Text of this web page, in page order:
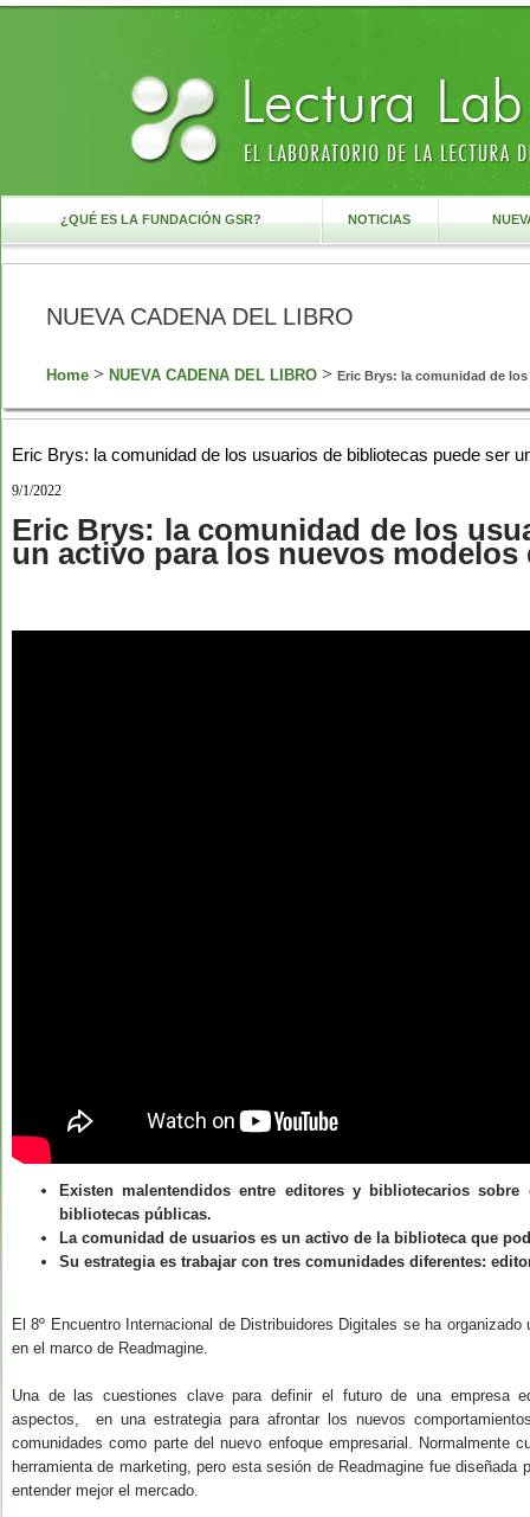
¿QUÉ ES LA FUNDACIÓN GSR? NOTICIAS
NUEVA CADENA DEL LIBRO
Home > NUEVA CADENA DEL LIBRO > Eric Brys: la comunidad de
Eric Brys: la comunidad de los usuarios de bibliotecas puede ser
9/1/2022
Eric Brys: la comunidad de los
un activo para los nuevos modelos
Existen malentendidos entre editores y bibliotecarios
bibliotecas públicas.
La comunidad de usuarios es un activo de la biblioteca que
Su estrategia es trabajar con tres comunidades diferentes:
El 8º Encuentro Internacional de Distribuidores Digitales se ha
en el marco de Readmagine.
Una de las cuestiones clave para definir el futuro de una empresa
aspectos, en una estrategia para afrontar los nuevos
comunidades como parte del nuevo enfoque empresarial. Normalmente
herramienta de marketing, pero esta sesión de Readmagine fue
entender mejor el mercado.